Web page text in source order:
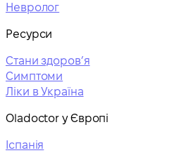
Невролог
Ресурси
Стани здоровʼя
Симптоми
Ліки в Україна
Oladoctor у Європі
Іспанія